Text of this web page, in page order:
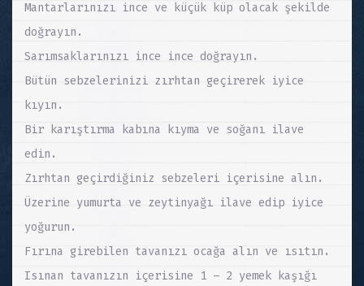
Mantarlarınızı ince ve küçük küp olacak şekilde
doğrayın.
Sarımsaklarınızı ince ince doğrayın.
Bütün sebzelerinizi zırhtan geçirerek iyice
kıyın.
Bir karıştırma kabına kıyma ve soğanı ilave
edin.
Zırhtan geçirdiğiniz sebzeleri içerisine alın.
Üzerine yumurta ve zeytinyağı ilave edip iyice
yoğurun.
Fırına girebilen tavanızı ocağa alın ve ısıtın.
Isınan tavanızın içerisine 1 – 2 yemek kaşığı